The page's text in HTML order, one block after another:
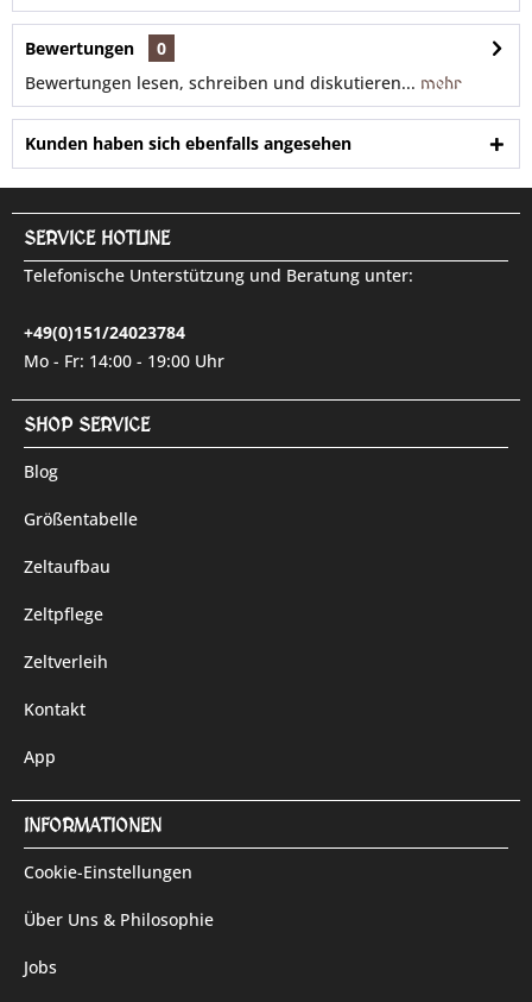
Bewertungen
0
Bewertungen lesen, schreiben und diskutieren... mehr
Kunden haben sich ebenfalls angesehen
SERVICE HOTLINE
Telefonische Unterstützung und Beratung unter:
+49(0)151/24023784
Mo - Fr: 14:00 - 19:00 Uhr
SHOP SERVICE
Blog
Größentabelle
Zeltaufbau
Zeltpflege
Zeltverleih
Kontakt
App
INFORMATIONEN
Cookie-Einstellungen
Über Uns & Philosophie
Jobs